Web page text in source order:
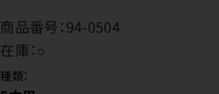
商品番号：94-0504
在庫：○
種類：